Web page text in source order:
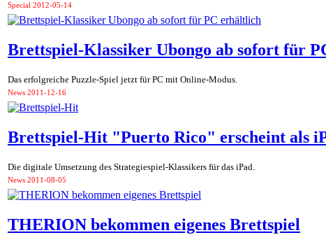
Special 2012-05-14
Brettspiel-Klassiker Ubongo ab sofort für
Das erfolgreiche Puzzle-Spiel jetzt für PC mit Online-Modus.
News 2011-12-16
Brettspiel-Hit "Puerto Rico" erscheint als
Die digitale Umsetzung des Strategiespiel-Klassikers für das iPad.
News 2011-08-05
THERION bekommen eigenes Brettspiel